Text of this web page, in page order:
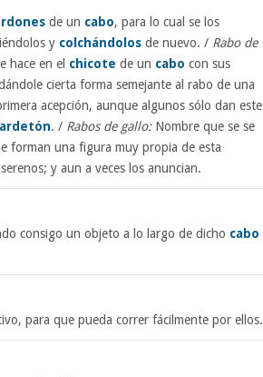
de un cabo, para lo cual se los
y colchándolos de nuevo. / Rabo de
hace en el chicote de un cabo con sus
cierta forma semejante al rabo de una
acepción, aunque algunos sólo dan este
. / Rabos de gallo:Nombre que se se
forman una figura muy propia de esta
y aun a veces los anuncian.
consigo un objeto a lo largo de dicho cabo
para que pueda correr fácilmente por ellos.